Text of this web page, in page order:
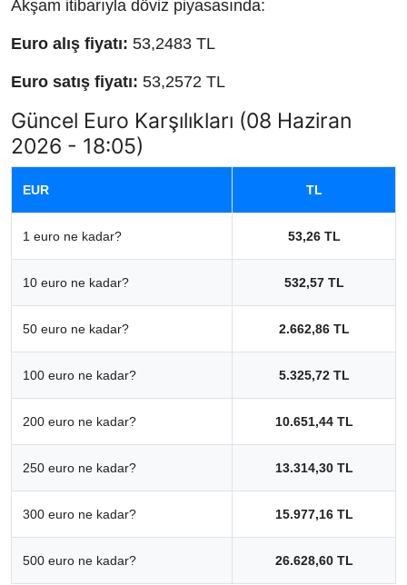
Akşam itibarıyla döviz piyasasında:
Euro alış fiyatı: 53,2483 TL
Euro satış fiyatı: 53,2572 TL
Güncel Euro Karşılıkları (08 Haziran
2026 - 18:05)
EUR TL
1 euro ne kadar? 53,26 TL
10 euro ne kadar? 532,57 TL
50 euro ne kadar? 2.662,86 TL
100 euro ne kadar? 5.325,72 TL
200 euro ne kadar? 10.651,44 TL
250 euro ne kadar? 13.314,30 TL
300 euro ne kadar? 15.977,16 TL
500 euro ne kadar? 26.628,60 TL